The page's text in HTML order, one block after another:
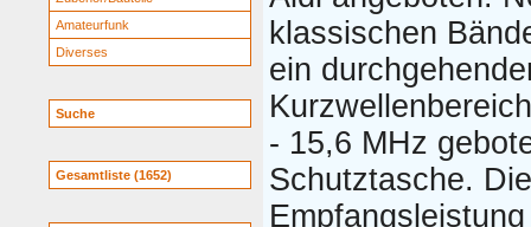
Amateurfunk
Diverses
Suche
Gesamtliste (1652)
klassischen
ein
- 15,6 MHz
Schutztasche. Die